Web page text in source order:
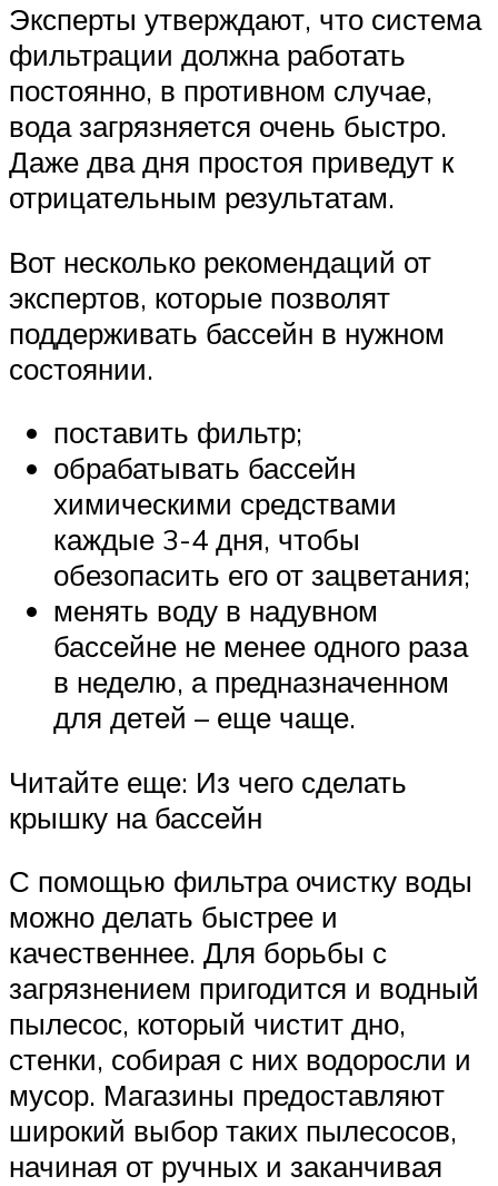
Эксперты утверждают, что система
фильтрации должна работать
постоянно, в противном случае,
вода загрязняется очень быстро.
Даже два дня простоя приведут к
отрицательным результатам.
Вот несколько рекомендаций от
экспертов, которые позволят
поддерживать бассейн в нужном
состоянии.
поставить фильтр;
обрабатывать бассейн
химическими средствами
каждые 3-4 дня, чтобы
обезопасить его от зацветания;
менять воду в надувном
бассейне не менее одного раза
в неделю, а предназначенном
для детей – еще чаще.
Читайте еще: Из чего сделать
крышку на бассейн
С помощью фильтра очистку воды
можно делать быстрее и
качественнее. Для борьбы с
загрязнением пригодится и водный
пылесос, который чистит дно,
стенки, собирая с них водоросли и
мусор. Магазины предоставляют
широкий выбор таких пылесосов,
начиная от ручных и заканчивая